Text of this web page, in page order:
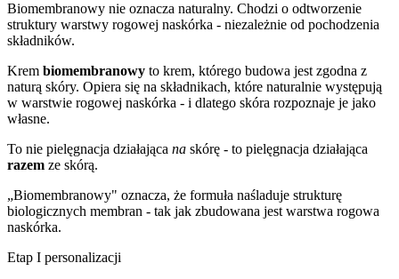
Biomembranowy nie oznacza naturalny. Chodzi o odtworzenie
struktury warstwy rogowej naskórka - niezależnie od pochodzenia
składników.
Krem biomembranowy to krem, którego budowa jest zgodna z
naturą skóry. Opiera się na składnikach, które naturalnie występują
w warstwie rogowej naskórka - i dlatego skóra rozpoznaje je jako
własne.
To nie pielęgnacja działająca na skórę - to pielęgnacja działająca
razem ze skórą.
„Biomembranowy" oznacza, że formuła naśladuje strukturę
biologicznych membran - tak jak zbudowana jest warstwa rogowa
naskórka.
Etap I personalizacji